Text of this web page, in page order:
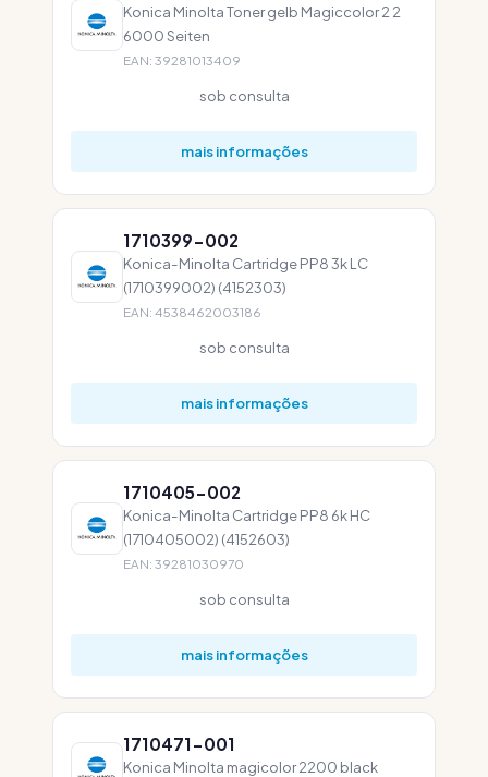
Konica Minolta Toner gelb Magiccolor 2 2
6000 Seiten
EAN: 39281013409
sob consulta
mais informações
1710399-002
Konica-Minolta Cartridge PP8 3k LC
(1710399002) (4152303)
EAN: 4538462003186
sob consulta
mais informações
1710405-002
Konica-Minolta Cartridge PP8 6k HC
(1710405002) (4152603)
EAN: 39281030970
sob consulta
mais informações
1710471-001
Konica Minolta magicolor 2200 black